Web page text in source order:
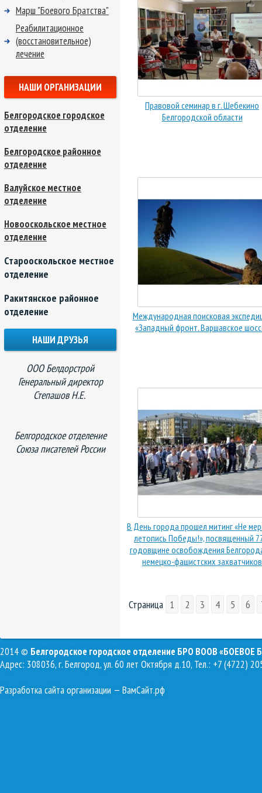
Правовой семинар в г. Шебекино
Белгородской области
Международная поисковая
«Западный фронт. Варшавское
В День города прошел митинг «Не
летопись Победы!», посвященный
годовщине освобождения
немецко-фашистских захватчиков
Страница 1 2 3 4 5 6
Марш "Боевого Братства"
Реабилитационное
(восстановительное)
лечение
НАШИ ОРГАНИЗАЦИИ
Белгородское городское
отделение
Белгородское районное
отделение
Валуйское местное
отделение
Новооскольское местное
отделение
Старооскольское местное
отделение
Ракитянское районное
отделение
НАШИ ДРУЗЬЯ
ООО Белдорстрой
Генеральный директор
Степашов Н.Е.
Белгородское отделение
Союза писателей России
2014 © Белгородское городское отделение БРО ВООВ «БОЕВОЕ
Адрес: 308036, г. Белгород, ул. 60 лет Октября д.10, Тел.: +7 (4722)
Разработка сайта организации — ВамСайт.рф